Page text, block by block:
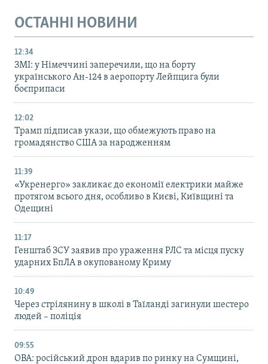
ОСТАННІ НОВИНИ
12:34
ЗМІ: у Німеччині заперечили, що на борту
українського Ан-124 в аеропорту Лейпцига були
боєприпаси
12:02
Трамп підписав укази, що обмежують право на
громадянство США за народженням
11:39
«Укренерго» закликає до економії електрики майже
протягом всього дня, особливо в Києві, Київщині та
Одещині
11:17
Генштаб ЗСУ заявив про ураження РЛС та місця пуску
ударних БпЛА в окупованому Криму
10:49
Через стрілянину в школі в Таїланді загинули шестеро
людей – поліція
09:55
ОВА: російський дрон вдарив по ринку на Сумщині,